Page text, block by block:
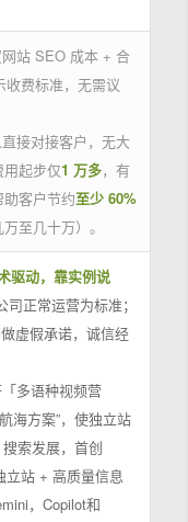
站 SEO 成本 + 合
收费标准，无需议
接对接客户，无大
起步仅1 万多，有
客户节约至少 60%
至几十万）。
驱动，靠实例说
正常运营为标准；
虚假承诺，诚信经
多语种视频营
海方案”，使独立站
索发展，首创
立站 + 高质量信息
，Copilot和